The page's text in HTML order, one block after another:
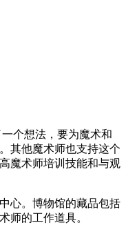
个想法，要为魔术和
其他魔术师也支持这个
魔术师培训技能和与观
心。博物馆的藏品包括
师的工作道具。